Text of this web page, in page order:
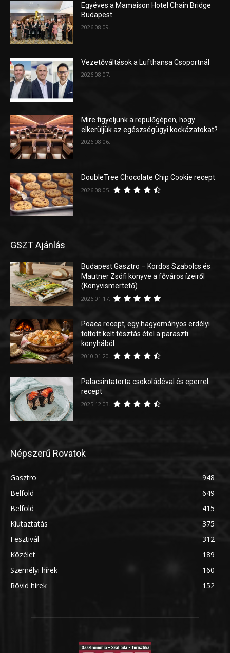
Egyéves a Mamaison Hotel Chain Bridge
Budapest
2026.08.09.
Vezetőváltások a Lufthansa Csoportnál
2026.08.07.
Mire figyeljünk a repülőgépen, hogy
elkerüljük az egészségügyi kockázatokat?
2026.08.06.
DoubleTree Chocolate Chip Cookie recept
2026.08.05.
GSZT Ajánlás
Budapest Gasztro – Kordos Szabolcs és
Mautner Zsófi könyve a főváros ízeiről
(Könyvismertető)
2026.01.17.
Poaca recept, egy hagyományos erdélyi
töltött kelt tésztás étel a paraszti
konyhából
2010.01.20.
Palacsintatorta csokoládéval és eperrel
recept
2025.12.03.
Népszerű Rovatok
Gasztro
948
Belföld
649
Belföld
415
Kiutaztatás
375
Fesztivál
312
Közélet
189
Személyi hírek
160
Rövid hírek
152